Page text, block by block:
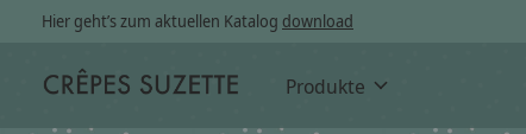
Hier geht’s zum aktuellen Katalog download
Produkte